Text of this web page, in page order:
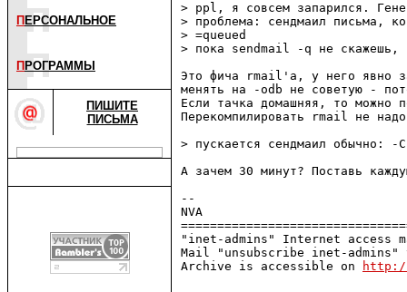
П ЕРСОНАЛЬНОЕ
П РОГРАММЫ
ПИШИТЕ
ПИСЬМА
> ppl, я совсем запарился.
> проблема: сендмаил письма,
> =queued
> пока sendmail -q не скажешь,
Это фича rmail'а, у него явно
менять на -odb не советую -
Если тачка домашняя, то можно
Перекомпилировать rmail не
> пускается сендмаил
А зачем 30 минут? Поставь
--
NVA
"inet-admins" Internet access
Mail "unsubscribe inet-
Archive is accessible on